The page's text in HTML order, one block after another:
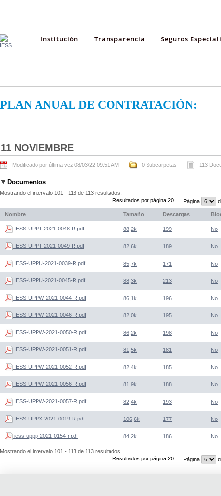
Institución Transparencia Seguros
PLAN ANUAL DE CONTRATACIÓN:
11 NOVIEMBRE
Modificado por última vez 08/03/22 09:51 AM 0 Subcarpetas 113
Documentos
Mostrando el intervalo 101 - 113 de 113 resultados.
Resultados por página 20
Página
Nombre Tamaño Descargas
IESS-UPPT-2021-0048-R.pdf 88,2k 199 No
IESS-UPPT-2021-0049-R.pdf 82,6k 189 No
IESS-UPPU-2021-0039-R.pdf 85,7k 171 No
IESS-UPPU-2021-0045-R.pdf 88,3k 213 No
IESS-UPPW-2021-0044-R.pdf 86,1k 196 No
IESS-UPPW-2021-0046-R.pdf 82,0k 195 No
IESS-UPPW-2021-0050-R.pdf 86,2k 198 No
IESS-UPPW-2021-0051-R.pdf 81,5k 181 No
IESS-UPPW-2021-0052-R.pdf 82,4k 185 No
IESS-UPPW-2021-0056-R.pdf 81,9k 188 No
IESS-UPPW-2021-0057-R.pdf 82,4k 193 No
IESS-UPPX-2021-0019-R.pdf 106,6k 177 No
iess-uppp-2021-0154-r.pdf 84,2k 186 No
Mostrando el intervalo 101 - 113 de 113 resultados.
Resultados por página 20
Página